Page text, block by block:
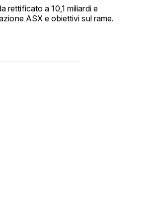
rettificato a 10,1 miliardi e
ASX e obiettivi sul rame.